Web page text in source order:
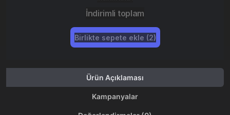
İndirimli toplam
Birlikte sepete ekle (2)
Ürün Açıklaması
Kampanyalar